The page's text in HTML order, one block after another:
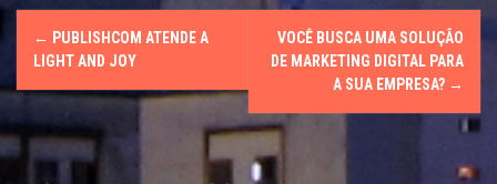
P
o
s
t
← PUBLISHCOM ATENDE A
LIGHT AND JOY
VOCÊ BUSCA UMA SOLUÇÃO
DE MARKETING DIGITAL PARA
A SUA EMPRESA? →